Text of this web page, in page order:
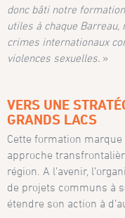
donc bâti notre
utiles à chaque
crimes internationaux
violences sexuelles. »
VERS UNE
GRANDS LACS
Cette formation
approche
région. A l’avenir,
de projets communs à
étendre son action à